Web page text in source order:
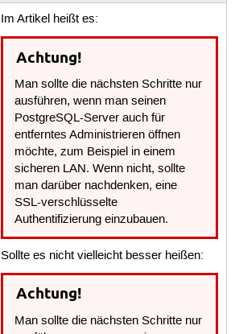
Im Artikel heißt es:
Achtung!
Man sollte die nächsten Schritte nur
ausführen, wenn man seinen
PostgreSQL-Server auch für
entferntes Administrieren öffnen
möchte, zum Beispiel in einem
sicheren LAN. Wenn nicht, sollte
man darüber nachdenken, eine
SSL-verschlüsselte
Authentifizierung einzubauen.
Sollte es nicht vielleicht besser heißen:
Achtung!
Man sollte die nächsten Schritte nur